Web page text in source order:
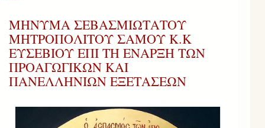
ΜΗΝΥΜΑ ΣΕΒΑΣΜΙΩΤΑΤΟΥ
ΜΗΤΡΟΠΟΛΙΤΟΥ ΣΑΜΟΥ Κ.Κ
ΕΥΣΕΒΙΟΥ ΕΠΙ ΤΗ ΕΝΑΡΞΗ ΤΩΝ
ΠΡΟΑΓΩΓΙΚΩΝ ΚΑΙ
ΠΑΝΕΛΛΗΝΙΩΝ ΕΞΕΤΑΣΕΩΝ